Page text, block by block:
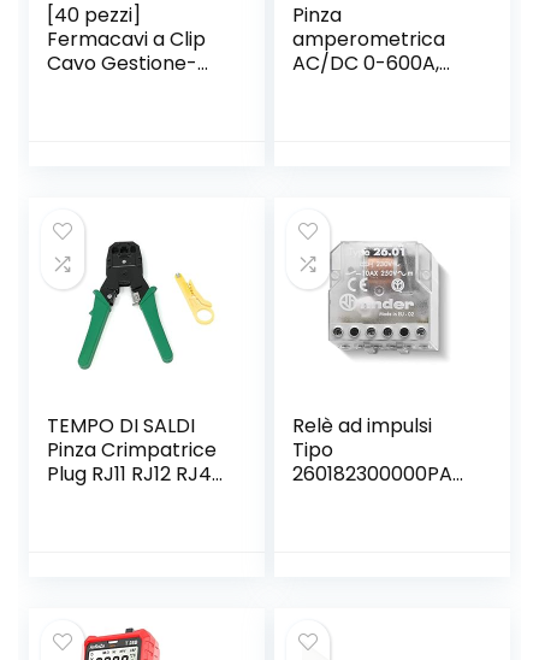
[40 pezzi]
Fermacavi a Clip
Cavo Gestione-
Pinza
amperometrica
AC/DC 0-600A,
AC/DC
Temperatura
Capacità
Resistenza Diodi
Continuità Duty
Cycle
TEMPO DI SALDI
Pinza Crimpatrice
Plug RJ11 RJ12 RJ45
Relè ad impulsi
Tipo
260182300000PAS